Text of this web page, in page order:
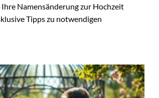
Ihre Namensänderung zur Hochzeit
Tipps zu notwendigen